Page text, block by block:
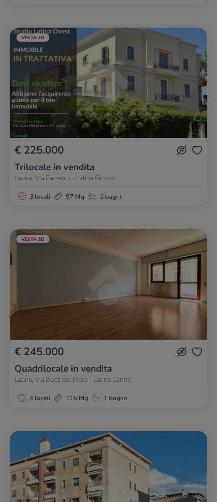
VISITA 3D
€ 225.000
Trilocale in vendita
Latina, Via Palestro - Latina Centro
3 locali 97 Mq 2 bagni
VISITA 3D
€ 245.000
Quadrilocale in vendita
Latina, Via Duca del Mare - Latina Centro
4 locali 115 Mq 1 bagno